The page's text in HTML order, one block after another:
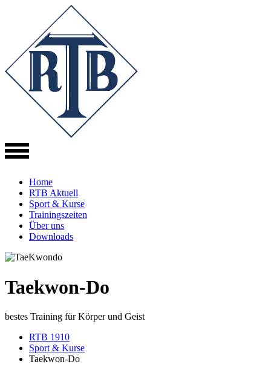
Home
RTB Aktuell
Sport & Kurse
Trainingszeiten
Über uns
Downloads
Taekwon-Do
bestes Training für Körper und Geist
RTB 1910
Sport & Kurse
Taekwon-Do